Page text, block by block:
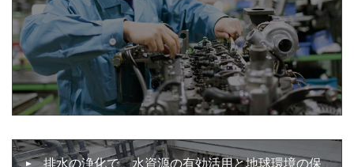
排水の浄化で、水資源の有効活用と地球環境の保